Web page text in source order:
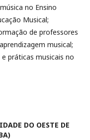
no Ensino
Musical;
de professores
musical;
práticas musicais no
DO OESTE DE